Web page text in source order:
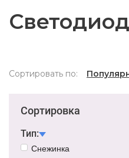
Сортировать по:
Сортировка
Тип:
Снежинка